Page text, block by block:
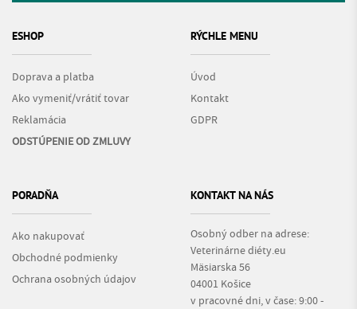
ESHOP
Doprava a platba
Ako vymeniť/vrátiť tovar
Reklamácia
ODSTÚPENIE OD ZMLUVY
RÝCHLE MENU
Úvod
Kontakt
GDPR
PORADŇA
Ako nakupovať
Obchodné podmienky
Ochrana osobných údajov
KONTAKT NA NÁS
Osobný odber na adrese:
Veterinárne diéty.eu
Mäsiarska 56
04001 Košice
v pracovné dni, v čase: 9:00 -